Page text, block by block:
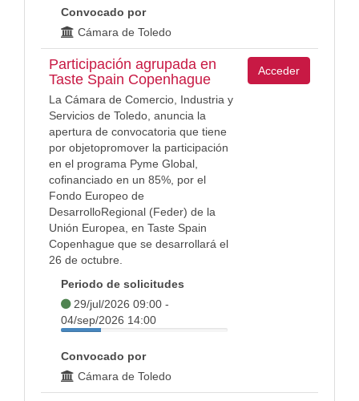
Convocado por
Cámara de Toledo
Participación agrupada en
Taste Spain Copenhague
La Cámara de Comercio, Industria y
Servicios de Toledo, anuncia la
apertura de convocatoria que tiene
por objetopromover la participación
en el programa Pyme Global,
cofinanciado en un 85%, por el
Fondo Europeo de
DesarrolloRegional (Feder) de la
Unión Europea, en Taste Spain
Copenhague que se desarrollará el
26 de octubre.
Periodo de solicitudes
29/jul/2026 09:00 -
04/sep/2026 14:00
Convocado por
Cámara de Toledo
Acceder